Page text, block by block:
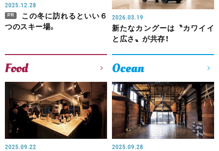
2025.12.28
PR
この冬に訪れるといい６
つのスキー場。
2026.03.19
新たなカングーは〝カワイイ
と広さ〟が共存！
Food
2025.09.22
Ocean
2025.09.28